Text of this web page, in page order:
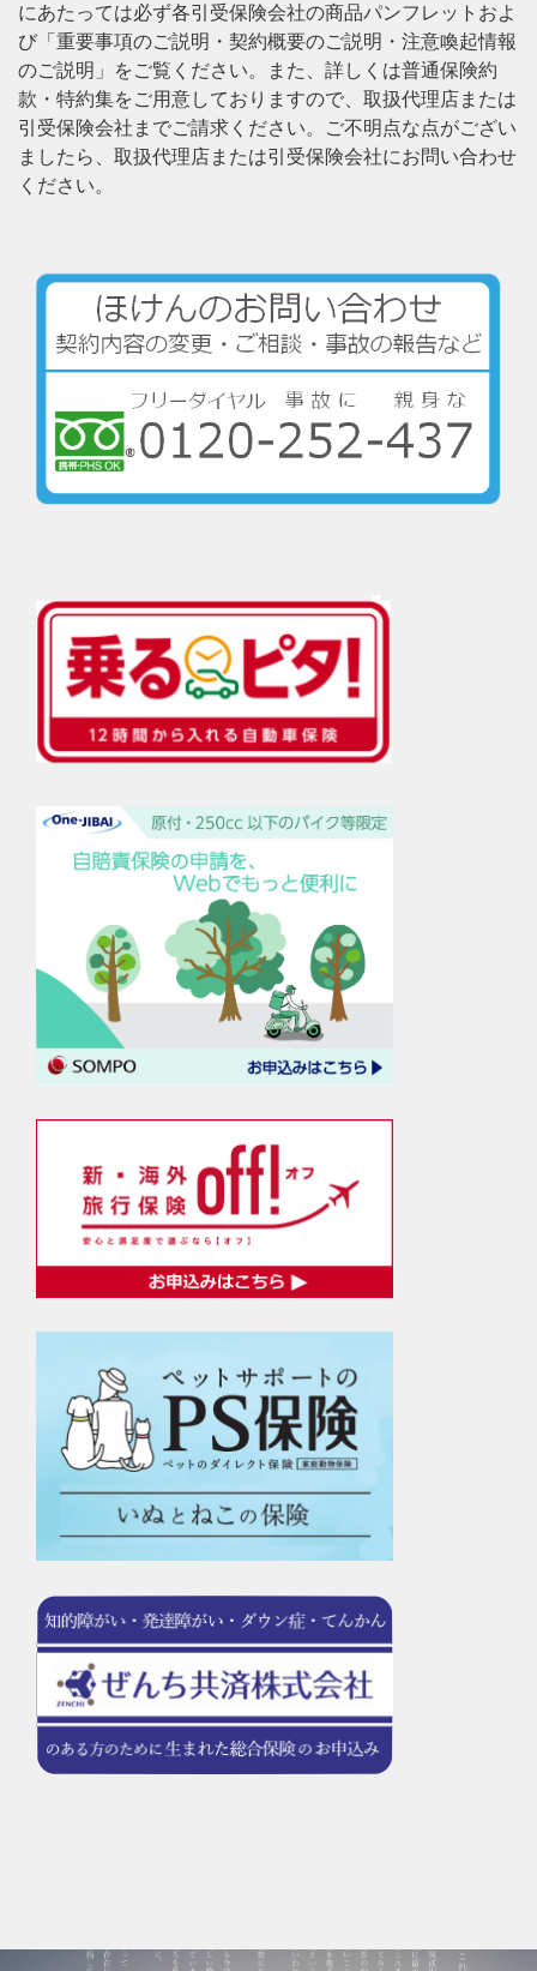
にあたっては必ず各引受保険会社の商品パンフレットおよ
び「重要事項のご説明・契約概要のご説明・注意喚起情報
のご説明」をご覧ください。また、詳しくは普通保険約
款・特約集をご用意しておりますので、取扱代理店または
引受保険会社までご請求ください。ご不明点な点がござい
ましたら、取扱代理店または引受保険会社にお問い合わせ
ください。